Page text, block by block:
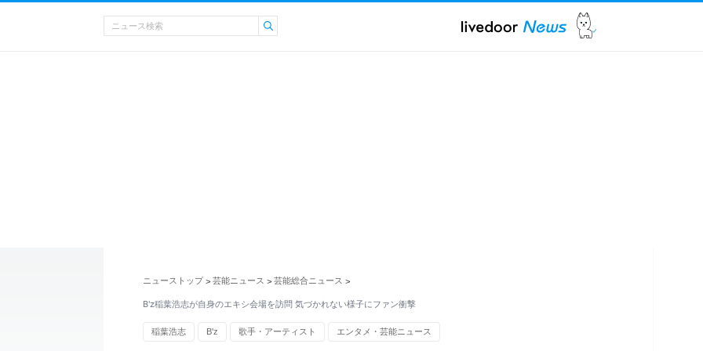
ニューストップ > 芸能ニュース > 芸能総合ニュース >
B'z稲葉浩志が自身のエキシ会場を訪問 気づかれない様子にファン衝撃
稲葉浩志 B'z 歌手・アーティスト エンタメ・芸能ニュース